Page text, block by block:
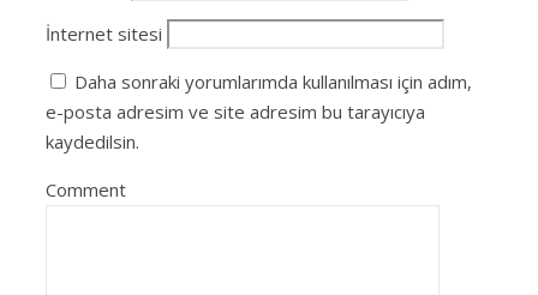
İnternet sitesi
Daha sonraki yorumlarımda kullanılması için adım,
e-posta adresim ve site adresim bu tarayıcıya
kaydedilsin.
Comment